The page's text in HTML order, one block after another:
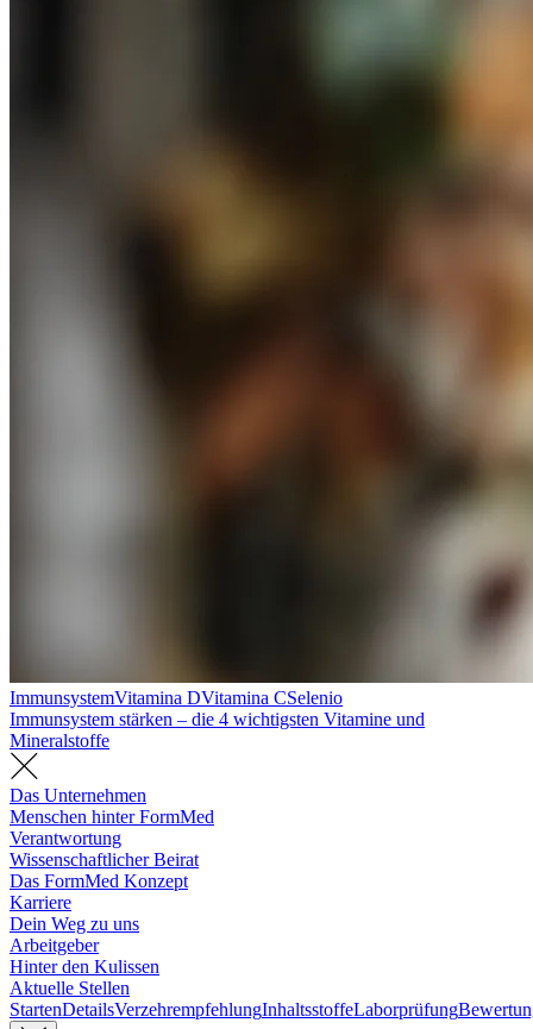
ImmunsystemVitamina DVitamina CSelenio
Immunsystem stärken – die 4 wichtigsten Vitamine und
Mineralstoffe
Das Unternehmen
Menschen hinter FormMed
Verantwortung
Wissenschaftlicher Beirat
Das FormMed Konzept
Karriere
Dein Weg zu uns
Arbeitgeber
Hinter den Kulissen
Aktuelle Stellen
StartenDetailsVerzehrempfehlungInhaltsstoffeLaborprüfung